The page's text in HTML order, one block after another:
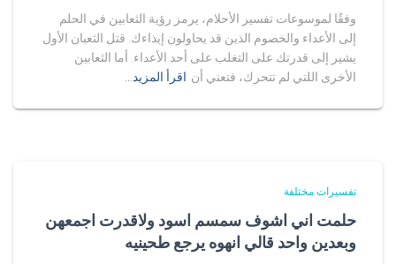
وفقًا لموسوعات تفسير الأحلام، يرمز رؤية الثعابين في الحلم
إلى الأعداء والخصوم الذين قد يحاولون إيذاءك. قتل الثعبان الأول
يشير إلى قدرتك على التغلب على أحد الأعداء. أما الثعابين
الأخرى اللتي لم تتحرك، فتعني أن اقرأ المزيد…
تفسيرات مختلفة
حلمت اني اشوف سمسم اسود ولاقدرت اجمعهن
وبعدين واحد قالي انهوه يرجع طحينيه